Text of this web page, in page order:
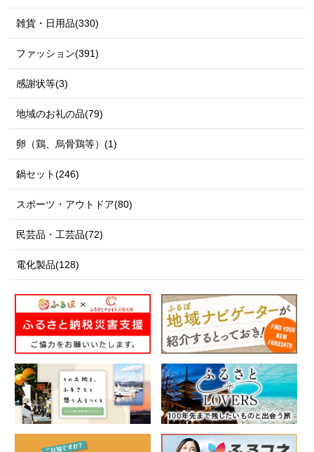
雑貨・日用品(330)
ファッション(391)
感謝状等(3)
地域のお礼の品(79)
卵（鶏、烏骨鶏等）(1)
鍋セット(246)
スポーツ・アウトドア(80)
民芸品・工芸品(72)
電化製品(128)